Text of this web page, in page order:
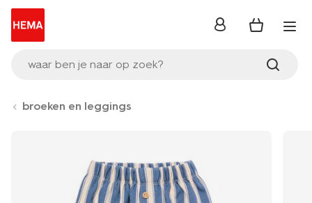
waar ben je naar op zoek?
inloggen
broeken en leggings